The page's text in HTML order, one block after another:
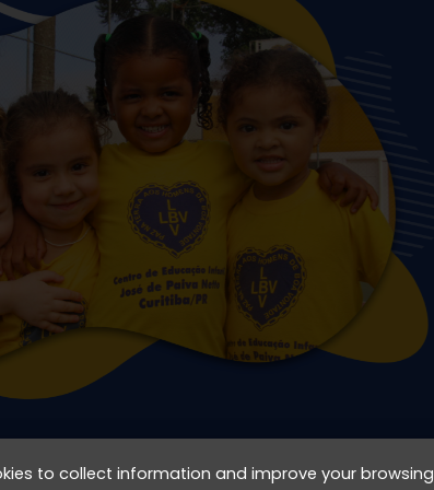
to collect information and improve your browsing